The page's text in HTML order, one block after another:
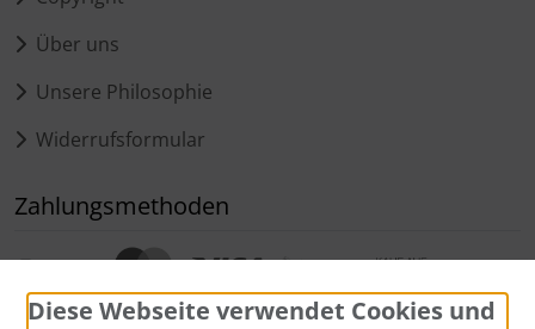
Über uns
Unsere Philosophie
Widerrufsformular
Zahlungsmethoden
Diese Webseite verwendet Cookies und